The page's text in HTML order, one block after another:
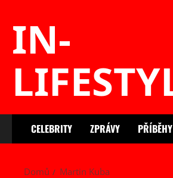
IN-
CELEBRITY ZPRÁVY PŘÍBĚHY
Domů Martin Kuba